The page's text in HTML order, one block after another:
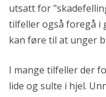
utsatt for
tilfeller også foregå i
kan føre til at unger
I mange tilfeller der
lide og sulte i hjel.